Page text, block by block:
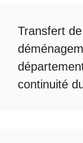
Transfert
continuité